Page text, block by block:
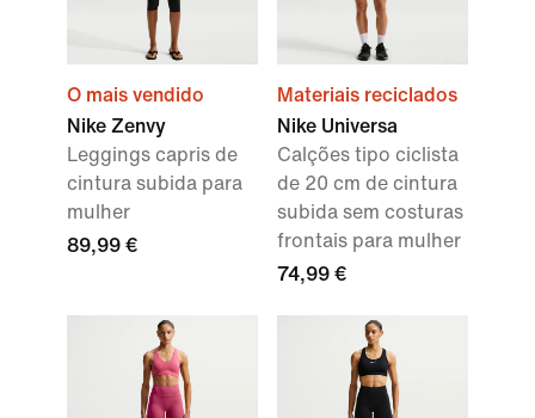
O mais vendido
Nike Zenvy
Leggings capris de
cintura subida para
mulher
89,99 €
Materiais reciclados
Nike Universa
Calções tipo ciclista
de 20 cm de cintura
subida sem costuras
frontais para mulher
74,99 €